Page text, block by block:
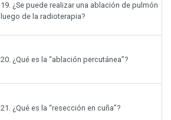
19.¿Se puede realizar una ablación de pulmón
luego de la radioterapia?
20.¿Qué es la “ablación percutánea”?
21.¿Qué es la “resección en cuña”?